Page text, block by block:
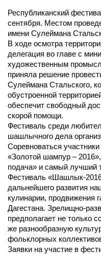
Республиканский
сентября. Местом
имени Сулеймана
В ходе осмотра
делегация во главе с
художественным
приняла решение
Сулеймана Стальского,
обустроенной
обеспечит свободный
скорой помощи.
Фестиваль среди
шашлычного дела
Соревноваться
«Золотой шампур –
подача» и самый лучший
Фестиваль «Шашлык-
дальнейшего развития
кулинарии, продвижения
Дагестана. Зрелищно-
предполагает не только
же разнообразную
фольклорных
Заявки на участие в